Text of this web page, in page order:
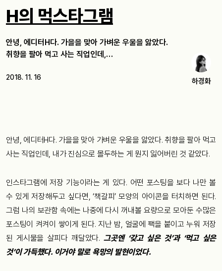
H의 먹스타그램
안녕, 에디터H다. 가을을 맞아 가벼운 우울을 앓았다.
취향을 팔아 먹고 사는 직업인데,…
2018. 11. 16 하경화
안녕, 에디터H다. 가을을 맞아 가벼운 우울을 앓았다. 취향을 팔아 먹고
사는 직업인데, 내가 진심으로 몰두하는 게 뭔지 잃어버린 것 같았다.
인스타그램에 저장 기능이라는 게 있다. 어떤 포스팅을 보다 나만 볼
수 있게 저장해두고 싶다면, ‘책갈피’ 모양의 아이콘을 터치하면 된다.
그럼 나의 보관함 속에는 나중에 다시 꺼내볼 요량으로 모아둔 수많은
포스팅이 켜켜이 쌓이게 된다. 지난 밤, 얼굴에 팩을 붙이고 누워 저장
된 게시물을 살피다 깨달았다.그곳엔 ‘갖고 싶은 것’과 ‘먹고 싶은
것’이 가득했다. 이거야 말로 욕망의 발현이었다.